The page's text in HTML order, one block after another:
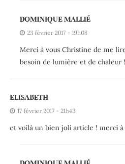
DOMINIQUE MALLIÉ
23 février 2017 - 19h08
Merci à vous Christine de me
besoin de lumière et de chaleur
ELISABETH
17 février 2017 - 21h43
et voilà un bien joli article ! merci à